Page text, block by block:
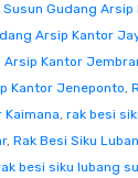
Susun Gudang
Arsip Kantor
Arsip Kantor
Kantor Jeneponto,
Kaimana, rak besi
, Rak Besi Siku
besi siku lubang